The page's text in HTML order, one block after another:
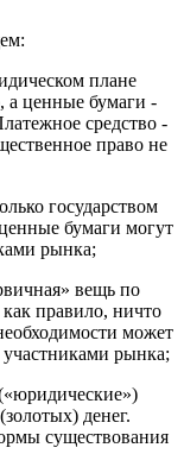
плане
а ценные бумаги -
средство -
право не
государством
бумаги могут
рынка;
вещь по
правило, ничто
может
рынка;
денег.
существования